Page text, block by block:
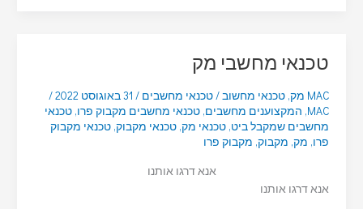
טכנאי מחשבי מק
MAC מק , טכנאי מחשוב/טכנאי מחשבים / 31 באוגוסט 2022
/
MAC
, המקצוענים מחשבים, טכנאי מחשבים מקבוק פרו, טכנאי
מחשבים שמקבל ביט, טכנאי מק, טכנאי מקבוק, טכנאי מקבוק
פרו, מק, מקבוק, מקבוק פרו
אנא דרגו אותנו
אנא דרגו אותנו